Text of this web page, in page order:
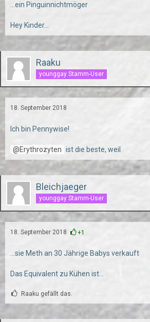
...ein Pinguinnichtmöger
Hey Kinder...
Raaku
younggay Stamm-User
18. September 2018
Ich bin Pennywise!
Erythrozyten ist die beste, weil
Bleichjaeger
younggay Stamm-User
18. September 2018 +1
...sie Meth an 30 Jährige Babys verkauft
Das Equivalent zu Kühen ist...
Raaku gefällt das.